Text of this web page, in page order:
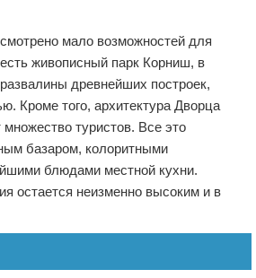
мало возможностей для
живописный парк Корниш, в
древнейших построек,
Кроме того, архитектура Дворца
туристов. Все это
базаром, колоритными
блюдами местной кухни.
остается неизменно высоким и в